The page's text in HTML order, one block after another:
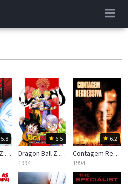
5.8
Dragon Ball Z: O Combate Final, Bio-Broly
6.5
Dragon Ball Z: O Retorno do Guerreiro Lendário
1994
6.2
Contagem Regressiva
1994